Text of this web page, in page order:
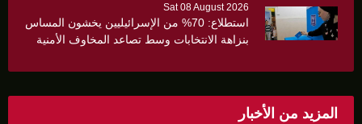
Sat 08 August 2026
استطلاع: 70% من الإسرائيليين يخشون المساس
بنزاهة الانتخابات وسط تصاعد المخاوف الأمنية
المزيد من الأخبار